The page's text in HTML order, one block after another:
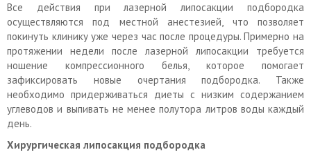
Все действия при лазерной липосакции подбородка
осуществляются под местной анестезией, что позволяет
покинуть клинику уже через час после процедуры. Примерно на
протяжении недели после лазерной липосакции требуется
ношение компрессионного белья, которое помогает
зафиксировать новые очертания подбородка. Также
необходимо придерживаться диеты с низким содержанием
углеводов и выпивать не менее полутора литров воды каждый
день.
Хирургическая липосакция подбородка